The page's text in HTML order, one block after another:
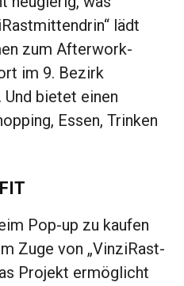
lädt
zum Afterwork-
im 9. Bezirk
bietet einen
Essen, Trinken
Pop-up zu kaufen
Zuge von „VinziRast-
Projekt ermöglicht